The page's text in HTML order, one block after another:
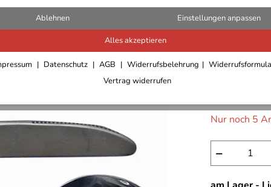
Ablehnen Einstellungen anpassen
Alles akzeptieren
Datenschutz AGB Widerrufsbelehrung
Vertrag widerrufen
Relags
Nur noch 5
−